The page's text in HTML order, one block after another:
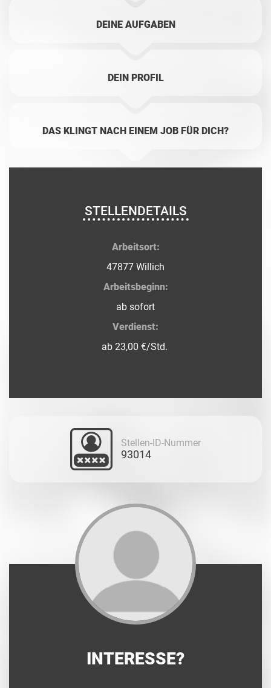
DEINE AUFGABEN
DEIN PROFIL
DAS KLINGT NACH EINEM JOB FÜR DICH?
STELLENDETAILS
Arbeitsort:
47877 Willich
Arbeitsbeginn:
ab sofort
Verdienst:
ab 23,00 €/Std.
Stellen-ID-Nummer
93014
INTERESSE?